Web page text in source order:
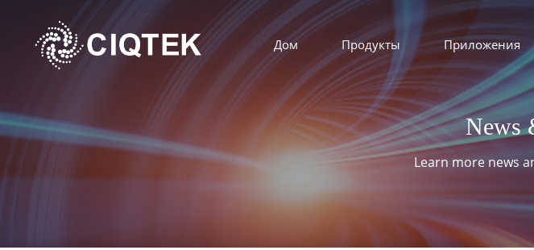
Дом Продукты Приложения
News
Learn more news